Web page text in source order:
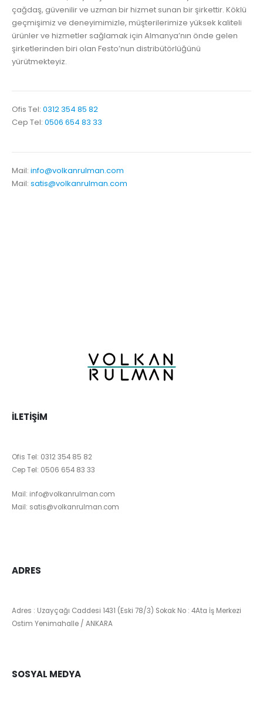
çağdaş, güvenilir ve uzman bir hizmet sunan bir şirkettir. Köklü
geçmişimiz ve deneyimimizle, müşterilerimize yüksek kaliteli
ürünler ve hizmetler sağlamak için Almanya’nın önde gelen
şirketlerinden biri olan Festo’nun distribütörlüğünü
yürütmekteyiz.
Ofis Tel: 0312 354 85 82
Cep Tel: 0506 654 83 33
Mail: info@volkanrulman.com
Mail: satis@volkanrulman.com
İLETIŞIM
Ofis Tel: 0312 354 85 82
Cep Tel: 0506 654 83 33
Mail: info@volkanrulman.com
Mail: satis@volkanrulman.com
ADRES
Adres : Uzayçağı Caddesi 1431 (Eski 78/3) Sokak No : 4Ata İş Merkezi
Ostim Yenimahalle / ANKARA
SOSYAL MEDYA